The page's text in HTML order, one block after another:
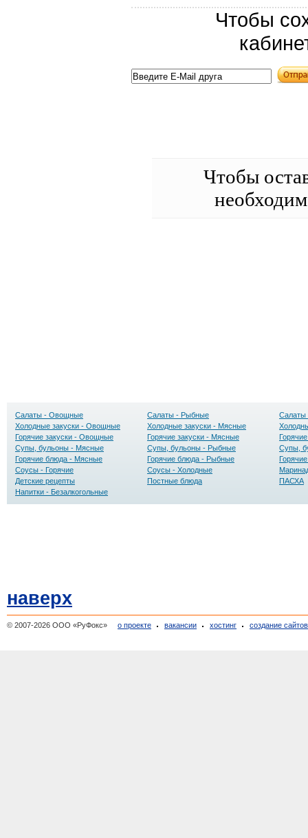
Чтобы
Чтобы
Салаты - Овощные Салаты - Рыбные
Салаты
Холодные закуски - Овощные
Холодные закуски - Мясные
Горячие закуски - Овощные
Горячие закуски - Мясные
Супы, бульоны - Мясные
Супы, бульоны - Рыбные
Супы,
Горячие блюда - Мясные
Горячие блюда - Рыбные
Соусы - Горячие
Соусы - Холодные
Детские рецепты
Постные блюда
ПАСХА
Напитки - Безалкогольные
наверх
© 2007-2026 ООО «РуФокс» о проекте вакансии хостинг создание сайтов